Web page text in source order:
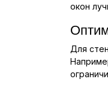
окон
Для